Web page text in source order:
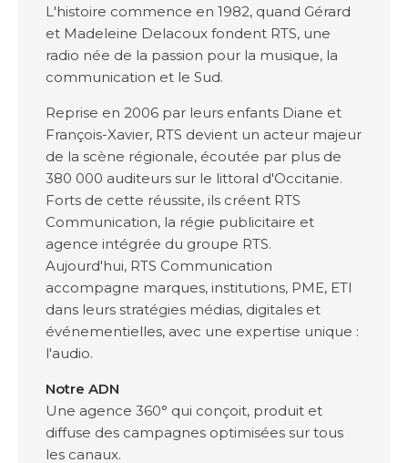
L'histoire commence en 1982, quand Gérard
et Madeleine Delacoux fondent RTS, une
radio née de la passion pour la musique, la
communication et le Sud.
Reprise en 2006 par leurs enfants Diane et
François-Xavier, RTS devient un acteur majeur
de la scène régionale, écoutée par plus de
380 000 auditeurs sur le littoral d'Occitanie.
Forts de cette réussite, ils créent RTS
Communication, la régie publicitaire et
agence intégrée du groupe RTS.
Aujourd'hui, RTS Communication
accompagne marques, institutions, PME, ETI
dans leurs stratégies médias, digitales et
événementielles, avec une expertise unique :
l'audio.
Notre ADN
Une agence 360° qui conçoit, produit et
diffuse des campagnes optimisées sur tous
les canaux.